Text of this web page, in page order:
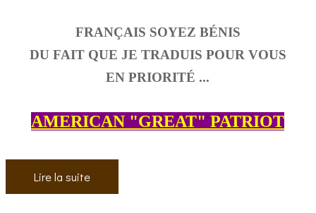
FRANÇAIS SOYEZ BÉNIS
DU FAIT QUE JE TRADUIS POUR VOUS
EN PRIORITÉ ...
AMERICAN "GREAT" PATRIOT
Lire la suite